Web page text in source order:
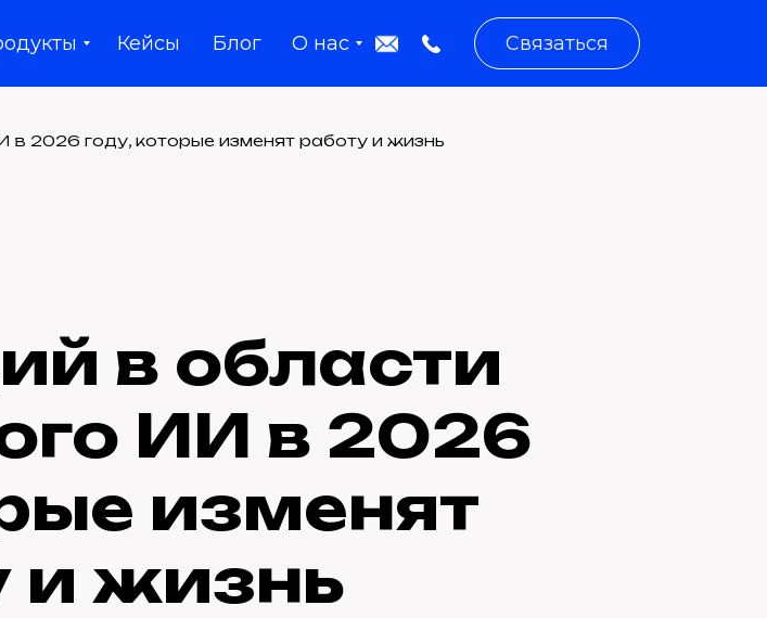
О нас
Кейсы Блог Связаться
в 2026 году, которые изменят работу и жизнь
в области
ИИ в 2026
изменят
и жизнь